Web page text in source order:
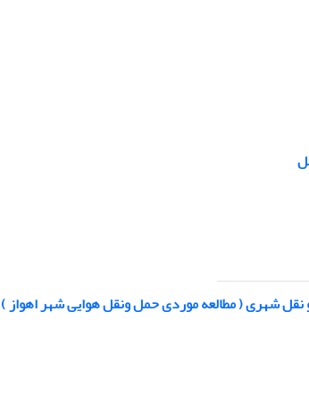
شهری ( مطالعه موردی حمل ونقل هوایی شهر اهواز )